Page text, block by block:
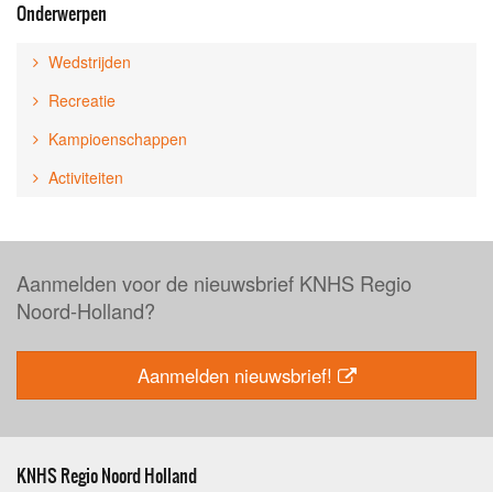
Onderwerpen
Wedstrijden
Recreatie
Kampioenschappen
Activiteiten
Aanmelden voor de nieuwsbrief KNHS Regio
Noord-Holland?
Aanmelden nieuwsbrief!
KNHS Regio Noord Holland